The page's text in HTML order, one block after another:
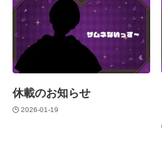
休載のお知らせ
2026-01-19